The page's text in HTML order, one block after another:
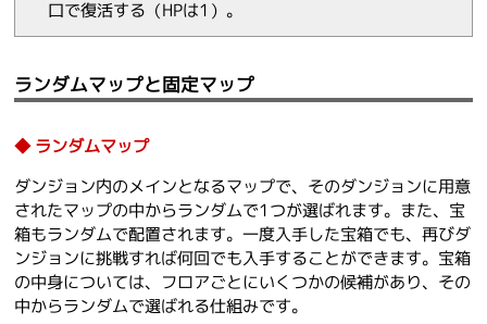
口で復活する（HPは1）。
ランダムマップと固定マップ
ランダムマップ
ダンジョン内のメインとなるマップで、そのダンジョンに用意
されたマップの中からランダムで1つが選ばれます。また、宝
箱もランダムで配置されます。一度入手した宝箱でも、再びダ
ンジョンに挑戦すれば何回でも入手することができます。宝箱
の中身については、フロアごとにいくつかの候補があり、その
中からランダムで選ばれる仕組みです。